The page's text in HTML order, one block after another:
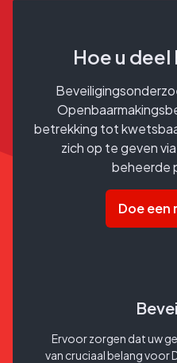
Hoe u
betrekking tot
zich op te geven
beheerde
Doe een
Ervoor zorgen dat uw
van cruciaal belang voor